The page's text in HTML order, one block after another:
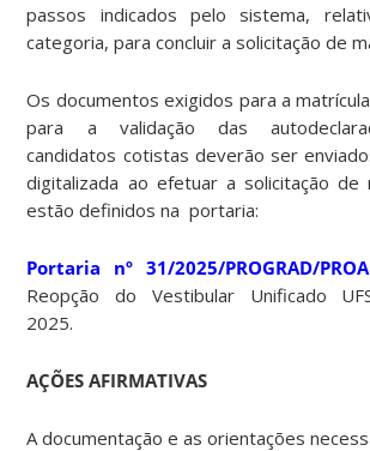
passos indicados pelo sistema,
categoria, para concluir a solicitação de
Os documentos exigidos para a
para a validação das
candidatos cotistas deverão ser
digitalizada ao efetuar a solicitação de
estão definidos na portaria:
Portaria nº 31/2025/PROGRAD/
Reopção do Vestibular Unificado
2025.
AÇÕES AFIRMATIVAS
A documentação e as orientações